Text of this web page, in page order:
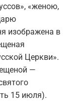
«женою,
изображена в
Церкви».
—
15 июля).